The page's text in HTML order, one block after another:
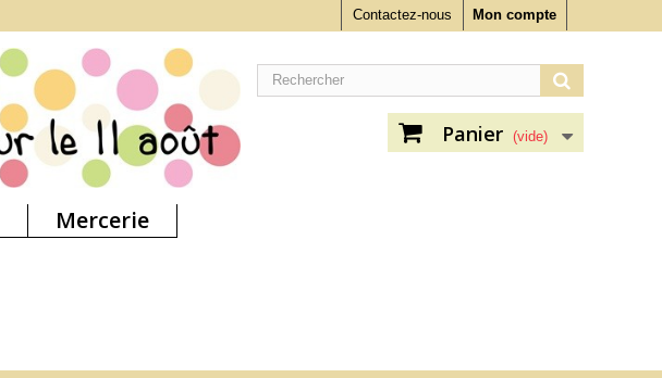
Mon compte
Contactez-nous
Panier (vide)
Mercerie